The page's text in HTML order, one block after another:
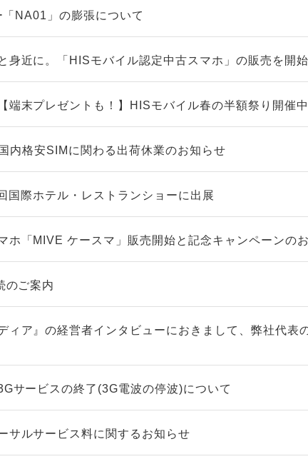
NA01」の膨張について
身近に。「HISモバイル認定中古スマホ」の販売を開始
端末プレゼントも！】HISモバイル春の半額祭り開催
内格安SIMに関わる出荷休業のお知らせ
国際ホテル・レストランショーに出展
ホ「MIVE ケースマ」販売開始と記念キャンペーンの
のご案内
ィア』の経営者インタビューにおきまして、弊社代表
サービスの終了(3G電波の停波)について
サルサービス料に関するお知らせ